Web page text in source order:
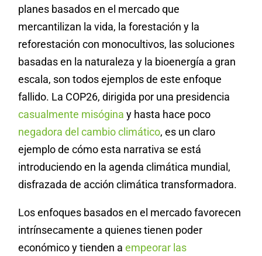
planes basados en el mercado que
mercantilizan la vida, la forestación y la
reforestación con monocultivos, las soluciones
basadas en la naturaleza y la bioenergía a gran
escala, son todos ejemplos de este enfoque
fallido. La COP26, dirigida por una presidencia
casualmente misógina y hasta hace poco
negadora del cambio climático, es un claro
ejemplo de cómo esta narrativa se está
introduciendo en la agenda climática mundial,
disfrazada de acción climática transformadora.
Los enfoques basados en el mercado favorecen
intrínsecamente a quienes tienen poder
económico y tienden aempeorar las